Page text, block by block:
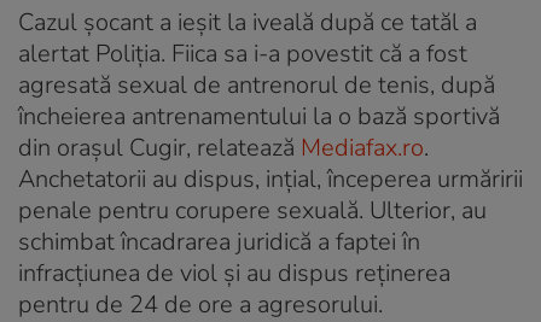
Cazul șocant a ieșit la iveală după ce tatăl a
alertat Poliția. Fiica sa i-a povestit că a fost
agresată sexual de antrenorul de tenis, după
încheierea antrenamentului la o bază sportivă
din orașul Cugir, relatează Mediafax.ro.
Anchetatorii au dispus, ințial, începerea urmăririi
penale pentru corupere sexuală. Ulterior, au
schimbat încadrarea juridică a faptei în
infracțiunea de viol și au dispus reținerea
pentru de 24 de ore a agresorului.